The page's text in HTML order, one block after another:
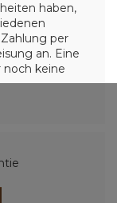
haben,
per
an. Eine
noch keine